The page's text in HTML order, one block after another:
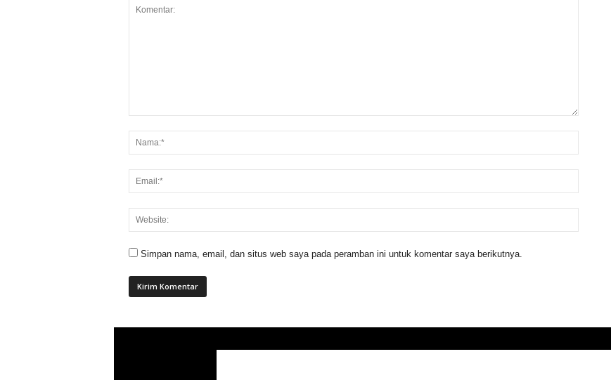
Simpan nama, email, dan situs web saya pada peramban ini untuk komentar saya berikutnya.